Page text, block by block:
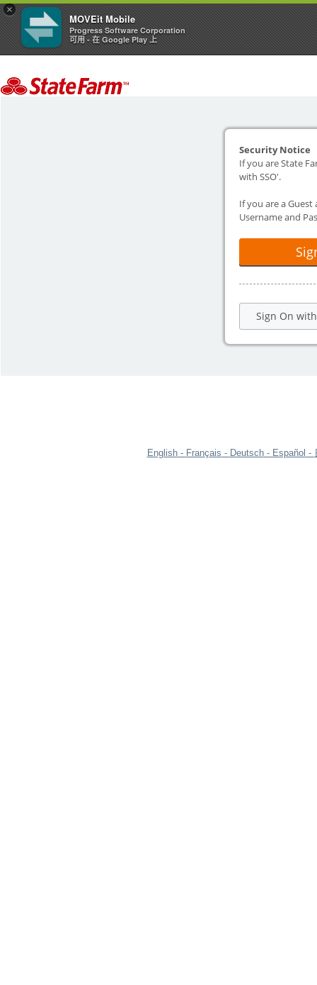
×
MOVEit Mobile
Progress Software Corporation
可用 - 在 Google Play 上
Security Notice
If you are State
with SSO'.
If you are a Guest
Username and
Sign On
English Français Deutsch Español